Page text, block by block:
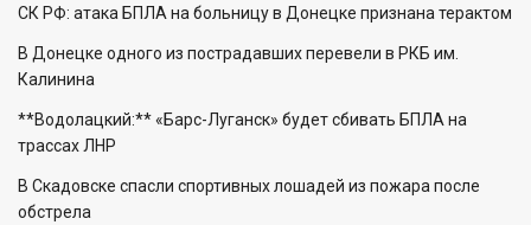
СК РФ: атака БПЛА на больницу в Донецке признана терактом
В Донецке одного из пострадавших перевели в РКБ им.
Калинина
**Водолацкий:** «Барс-Луганск» будет сбивать БПЛА на
трассах ЛНР
В Скадовске спасли спортивных лошадей из пожара после
обстрела